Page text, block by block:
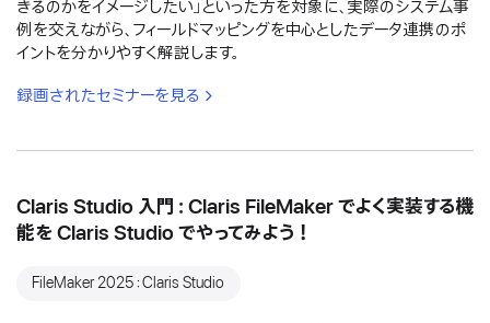
きるのかをイメージしたい」といった方を対象に、実際のシステム事
例を交えながら、フィールドマッピングを中心としたデータ連携のポ
イントを分かりやすく解説します。
録画されたセミナーを見る
Claris Studio 入門：Claris FileMaker でよく実装する機
能を Claris Studio でやってみよう！
FileMaker 2025：Claris Studio